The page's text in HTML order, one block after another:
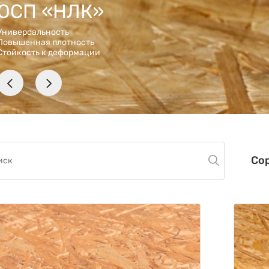
«НЛК»
плотность
к деформации